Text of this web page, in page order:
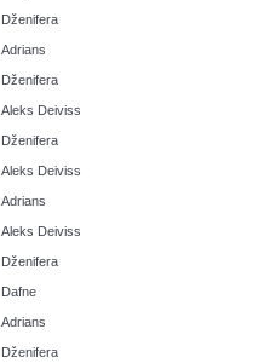
Dženifera
Adrians
Dženifera
Aleks Deiviss
Dženifera
Aleks Deiviss
Adrians
Aleks Deiviss
Dženifera
Dafne
Adrians
Dženifera